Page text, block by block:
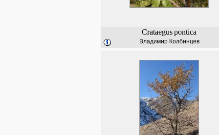
Crataeguspontica
Владимир Колбинцев